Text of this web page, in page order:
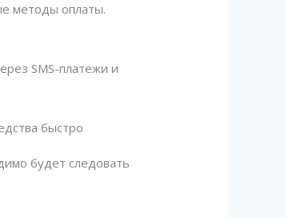
методы оплаты.
SMS-платежи и
быстро
будет следовать